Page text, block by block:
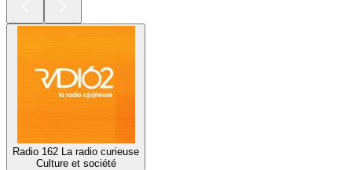
Radio 162 La radio curieuse
Culture et société